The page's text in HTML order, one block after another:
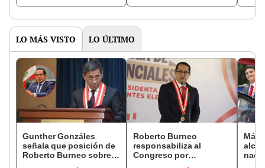
LO MÁS VISTO LO ÚLTIMO
Gunther Gonzáles
señala que posición de
Roberto Burneo sobre
Roberto Burneo
responsabiliza al
Congreso por
Más